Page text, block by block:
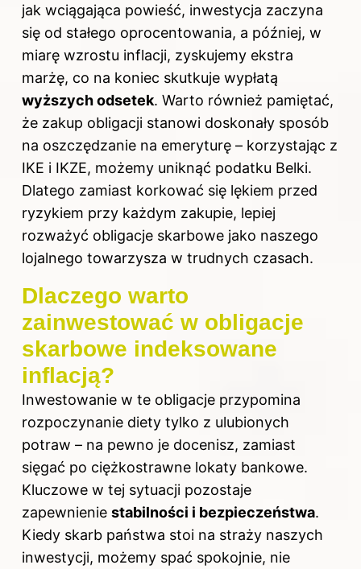
jak wciągająca powieść, inwestycja zaczyna
się od stałego oprocentowania, a później, w
miarę wzrostu inflacji, zyskujemy ekstra
marżę, co na koniec skutkuje wypłatą
wyższych odsetek. Warto również pamiętać,
że zakup obligacji stanowi doskonały sposób
na oszczędzanie na emeryturę – korzystając z
IKE i IKZE, możemy uniknąć podatku Belki.
Dlatego zamiast korkować się lękiem przed
ryzykiem przy każdym zakupie, lepiej
rozważyć obligacje skarbowe jako naszego
lojalnego towarzysza w trudnych czasach.
Dlaczego warto
zainwestować w obligacje
skarbowe indeksowane
inflacją?
Inwestowanie w te obligacje przypomina
rozpoczynanie diety tylko z ulubionych
potraw – na pewno je docenisz, zamiast
sięgać po ciężkostrawne lokaty bankowe.
Kluczowe w tej sytuacji pozostaje
zapewnienie stabilności i bezpieczeństwa.
Kiedy skarb państwa stoi na straży naszych
inwestycji, możemy spać spokojnie, nie